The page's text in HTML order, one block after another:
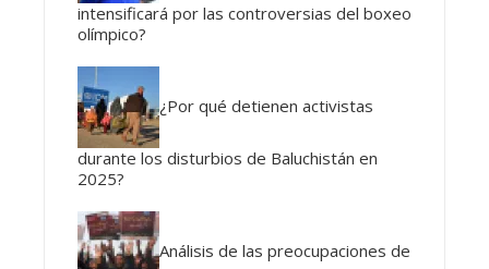
intensificará por las controversias del boxeo
olímpico?
¿Por qué detienen activistas
durante los disturbios de Baluchistán en
2025?
Análisis de las preocupaciones de